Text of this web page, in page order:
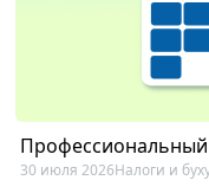
Профессиональный
30 июля 2026Налоги и